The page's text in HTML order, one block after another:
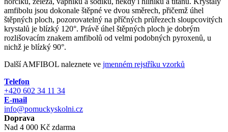
amfibolu jsou dokonale štěpné ve dvou směrech, přičemž úhel
štěpných ploch, pozorovatelný na příčných průřezech sloupcovitých
krystalů je blízký 120°. Právě úhel štěpných ploch je dobrým
rozlišovacím znakem amfibolů od velmi podobných pyroxenů, u
nichž je blízký 90°.
Další AMFIBOL naleznete ve jmenném rejstříku vzorků
Telefon
+420 602 34 11 34
E-mail
info@pomuckyskolni.cz
Doprava
Nad 4 000 Kč zdarma